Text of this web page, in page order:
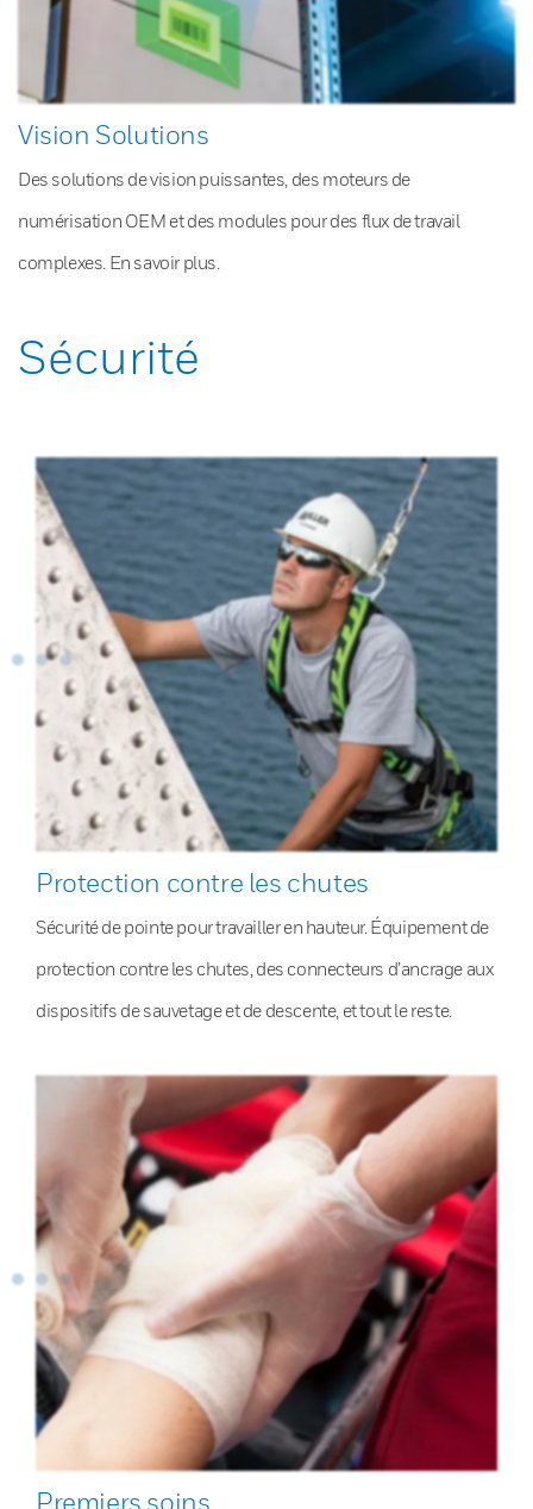
Vision Solutions
Des solutions de vision puissantes, des moteurs de
numérisation OEM et des modules pour des flux de travail
complexes. En savoir plus.
Sécurité
Protection contre les chutes
Sécurité de pointe pour travailler en hauteur. Équipement de
protection contre les chutes, des connecteurs d’ancrage aux
dispositifs de sauvetage et de descente, et tout le reste.
Premiers soins